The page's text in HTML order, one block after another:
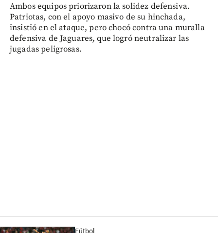
Ambos equipos priorizaron la solidez defensiva.
Patriotas, con el apoyo masivo de su hinchada,
insistió en el ataque, pero chocó contra una muralla
defensiva de Jaguares, que logró neutralizar las
jugadas peligrosas.
Fútbol